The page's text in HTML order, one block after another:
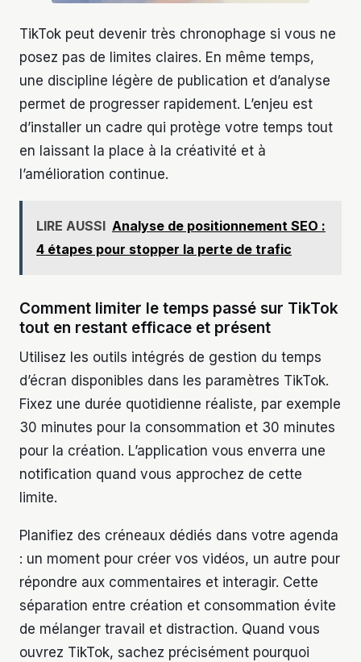
TikTok peut devenir très chronophage si vous ne
posez pas de limites claires. En même temps,
une discipline légère de publication et d’analyse
permet de progresser rapidement. L’enjeu est
d’installer un cadre qui protège votre temps tout
en laissant la place à la créativité et à
l’amélioration continue.
LIRE AUSSI Analyse de positionnement SEO :
4 étapes pour stopper la perte de trafic
Comment limiter le temps passé sur TikTok
tout en restant efficace et présent
Utilisez les outils intégrés de gestion du temps
d’écran disponibles dans les paramètres TikTok.
Fixez une durée quotidienne réaliste, par exemple
30 minutes pour la consommation et 30 minutes
pour la création. L’application vous enverra une
notification quand vous approchez de cette
limite.
Planifiez des créneaux dédiés dans votre agenda
: un moment pour créer vos vidéos, un autre pour
répondre aux commentaires et interagir. Cette
séparation entre création et consommation évite
de mélanger travail et distraction. Quand vous
ouvrez TikTok, sachez précisément pourquoi